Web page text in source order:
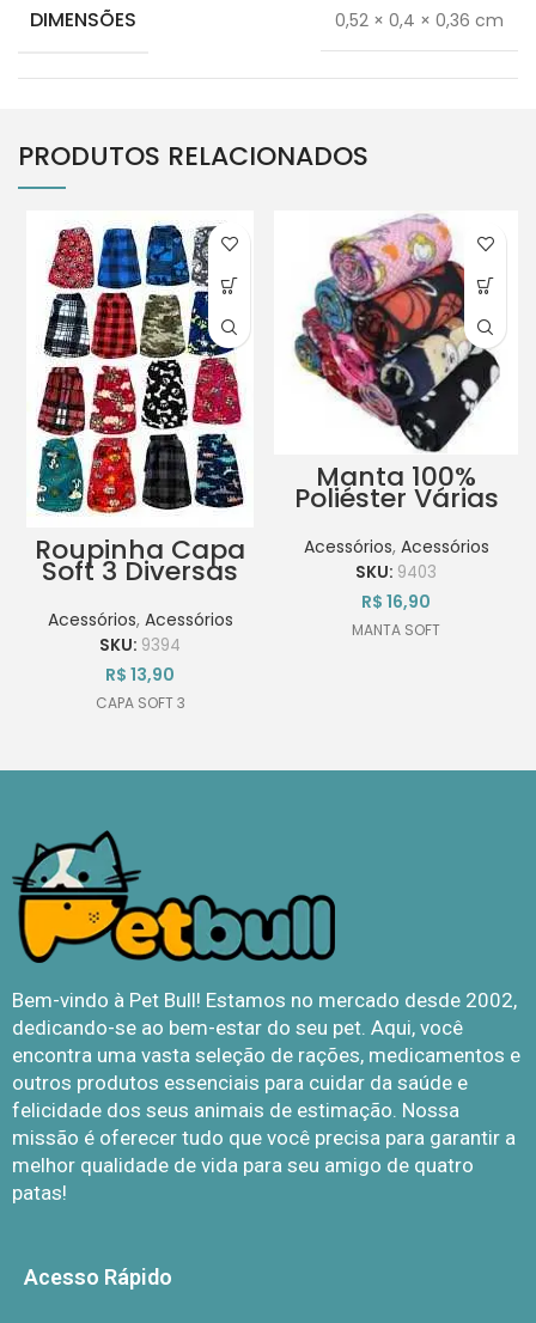
DIMENSÕES 0,52 × 0,4 × 0,36 cm
PRODUTOS RELACIONADOS
Roupinha Capa
Soft 3 Diversas
Acessórios, Acessórios
SKU: 9394
R$ 13,90
CAPA SOFT 3
Manta 100%
Poliéster Várias
Cores
Acessórios, Acessórios
SKU: 9403
R$ 16,90
MANTA SOFT
Bem-vindo à Pet Bull! Estamos no mercado desde 2002,
dedicando-se ao bem-estar do seu pet. Aqui, você
encontra uma vasta seleção de rações, medicamentos e
outros produtos essenciais para cuidar da saúde e
felicidade dos seus animais de estimação. Nossa
missão é oferecer tudo que você precisa para garantir a
melhor qualidade de vida para seu amigo de quatro
patas!
Acesso Rápido